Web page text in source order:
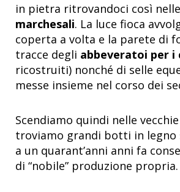
in pietra ritrovandoci così nelle
marchesali. La luce fioca
coperta a volta e la parete di
tracce degli abbeveratoi per i
ricostruiti) nonché di selle
messe insieme nel corso dei
Scendiamo quindi nelle
troviamo grandi botti in legno
a un quarant’anni anni fa
di “nobile” produzione propria.